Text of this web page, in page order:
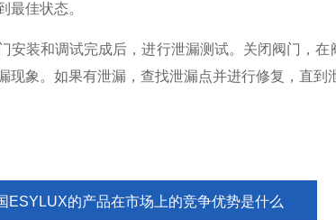
最佳状态。
安装和调试完成后，进行泄漏测试。关闭阀门，
现象。如果有泄漏，查找泄漏点并进行修复，直到
ESYLUX的产品在市场上的竞争优势是什么